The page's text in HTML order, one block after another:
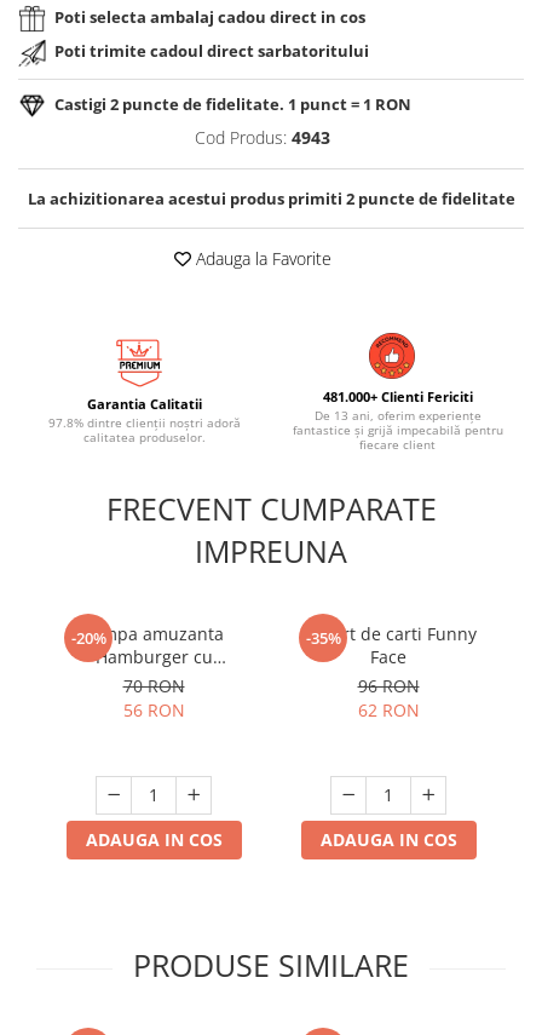
Poti selecta ambalaj cadou direct in cos
Poti trimite cadoul direct sarbatoritului
Castigi 2 puncte de fidelitate. 1 punct = 1 RON
Cod Produs: 4943
La achizitionarea acestui produs primiti 2puncte de fidelitate
Adauga la Favorite
Garantia Calitatii
97.8% dintre clienții noștri adoră
calitatea produselor.
481.000+ Clienti Fericiti
De 13 ani, oferim experiențe
fantastice și grijă impecabilă pentru
fiecare client
FRECVENT CUMPARATE
IMPREUNA
-20%
Lampa amuzanta
Hamburger cu
ascutitoare
70 RON
56 RON
ADAUGA IN COS
-35%
Suport de carti Funny
Face
96 RON
62 RON
ADAUGA IN COS
PRODUSE SIMILARE